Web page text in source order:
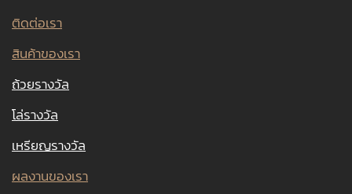
ติดต่อเรา
สินค้าของเรา
ถ้วยรางวัล
โล่รางวัล
เหรียญรางวัล
ผลงานของเรา